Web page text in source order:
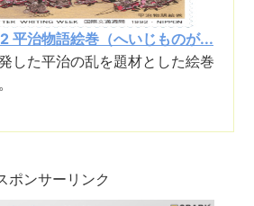
平治物語絵巻（へいじものが...
した平治の乱を題材とした絵巻
ポンサーリンク